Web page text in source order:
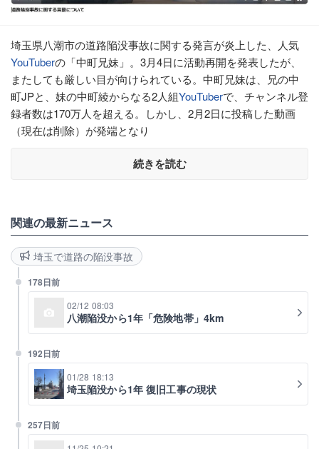
埼玉県八潮市の道路陥没事故に関する発言が炎上した、人気
YouTuberの「中町兄妹」。3月4日に活動再開を発表したが、
またしても厳しい目が向けられている。中町兄妹は、兄の中
町JPと、妹の中町綾からなる2人組YouTuberで、チャンネル登
録者数は170万人を超える。しかし、2月2日に投稿した動画
（現在は削除）が発端となり
続きを読む
関連の最新ニュース
埼玉で道路の陥没事故
178日前
02/12 08:03
八潮陥没から1年「危険地帯」4km
192日前
01/28 18:13
埼玉陥没から1年 復旧工事の現状
257日前